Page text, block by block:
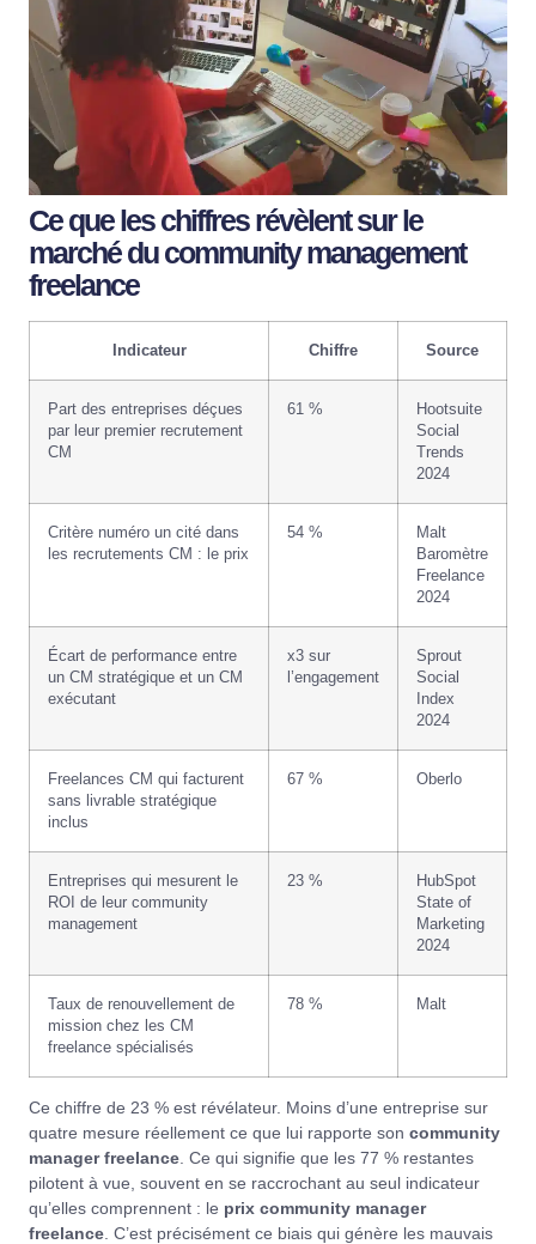
Ce que les chiffres révèlent sur le
marché du community management
freelance
Indicateur Chiffre Source
Part des entreprises déçues
par leur premier recrutement
CM
61 %
Hootsuite
Social
Trends
2024
Critère numéro un cité dans
les recrutements CM : le prix
54 %
Malt
Baromètre
Freelance
2024
Écart de performance entre
un CM stratégique et un CM
exécutant
x3 sur
l’engagement
Sprout
Social
Index
2024
Freelances CM qui facturent
sans livrable stratégique
inclus
67 % Oberlo
Entreprises qui mesurent le
ROI de leur community
management
23 %
HubSpot
State of
Marketing
2024
Taux de renouvellement de
mission chez les CM
freelance spécialisés
78 % Malt
Ce chiffre de 23 % est révélateur. Moins d’une entreprise sur
quatre mesure réellement ce que lui rapporte son community
manager freelance . Ce qui signifie que les 77 % restantes
pilotent à vue, souvent en se raccrochant au seul indicateur
qu’elles comprennent : le prix community manager
freelance . C’est précisément ce biais qui génère les mauvais